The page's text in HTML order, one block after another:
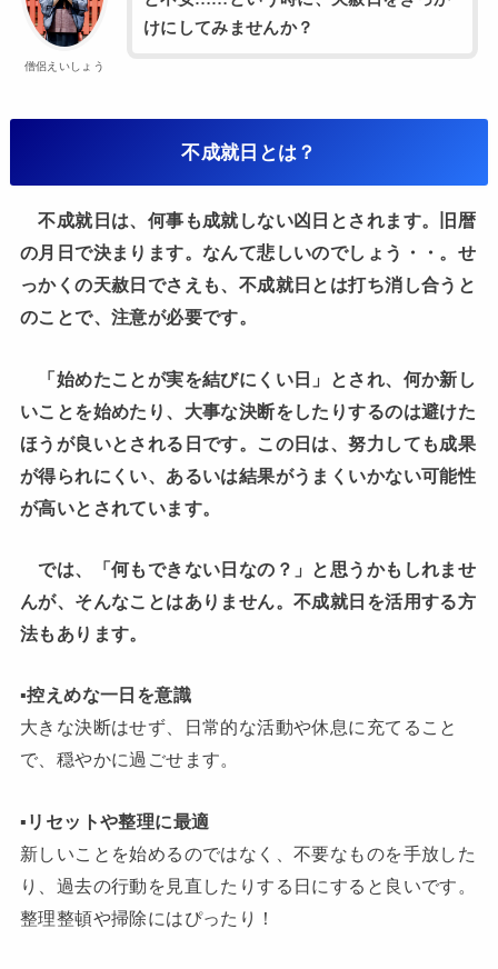
僧侶えいしょう
けにしてみませんか？
不成就日とは？
不成就日は、何事も成就しない凶日とされます。旧暦
の月日で決まります。なんて悲しいのでしょう・・。せ
っかくの天赦日でさえも、不成就日とは打ち消し合うと
のことで、注意が必要です。
「始めたことが実を結びにくい日」とされ、何か新し
いことを始めたり、大事な決断をしたりするのは避けた
ほうが良いとされる日です。この日は、努力しても成果
が得られにくい、あるいは結果がうまくいかない可能性
が高いとされています。
では、「何もできない日なの？」と思うかもしれませ
んが、そんなことはありません。不成就日を活用する方
法もあります。
▪️控えめな一日を意識
大きな決断はせず、日常的な活動や休息に充てること
で、穏やかに過ごせます。
▪️ リセットや整理に最適
新しいことを始めるのではなく、不要なものを手放した
り、過去の行動を見直したりする日にすると良いです。
整理整頓や掃除にはぴったり！